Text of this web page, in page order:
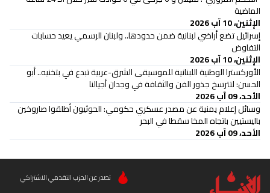
الماضية
الإثنين، 10 آب 2026
إسرائيل تضع أراضي لبنانية ضمن حدودها.. ولبنان الرسمي يعيد حسابات
التفاوض
الإثنين، 10 آب 2026
الأوركسترا الوطنية اللبنانية للموسيقى الشرق-عربية تبدع في بتخنيه.. أبو
الحسن: لتترسخ جذور الفن والثقافة في وجدان أجيالنا
الأحد، 09 آب 2026
وسائل إعلام يمنية عن مصدر عسكري حكومي: الحوثيون أطلقوا صاروخين
باليستيين باتجاه المخا سقطا في البحر
الأحد، 09 آب 2026
تصدر عن الحزب التقدمي الاشتراكي